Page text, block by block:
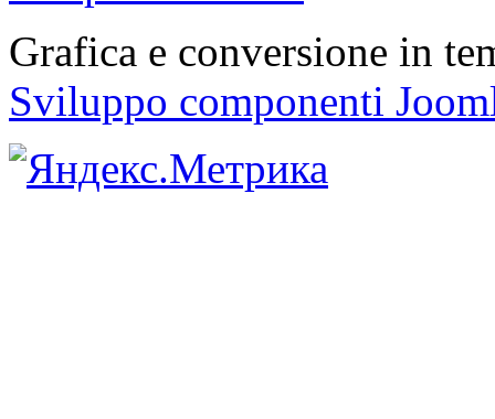
Grafica e conversione in
Sviluppo componenti